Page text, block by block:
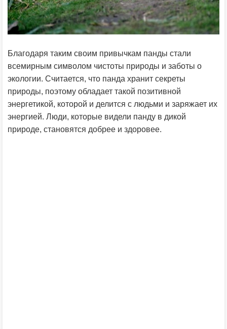
Благодаря таким своим привычкам панды стали
всемирным символом чистоты природы и заботы о
экологии. Считается, что панда хранит секреты
природы, поэтому обладает такой позитивной
энергетикой, которой и делится с людьми и заряжает их
энергией. Люди, которые видели панду в дикой
природе, становятся добрее и здоровее.